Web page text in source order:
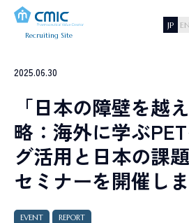
Recruiting Site
JP EN
シミックについて
JOB
仕事について
IN T IE W
インタビュー
Graduate
新卒採用
Career
キャリア採用
障がい者採用
2025.06.30
「日本の障壁を越
略：海外に学ぶ
グ活用と日本の課
セミナーを開催し
EVENT REPORT